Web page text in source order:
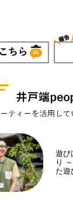
遊び
り
た遊